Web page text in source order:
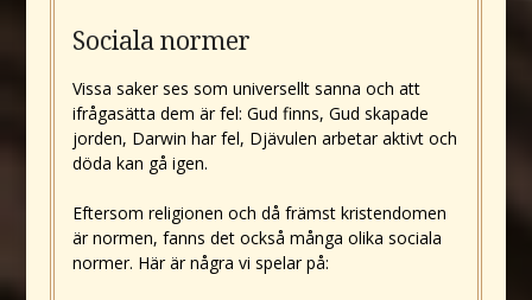
Sociala normer
Vissa saker ses som universellt sanna och att
ifrågasätta dem är fel: Gud finns, Gud skapade
jorden, Darwin har fel, Djävulen arbetar aktivt och
döda kan gå igen.
Eftersom religionen och då främst kristendomen
är normen, fanns det också många olika sociala
normer. Här är några vi spelar på: